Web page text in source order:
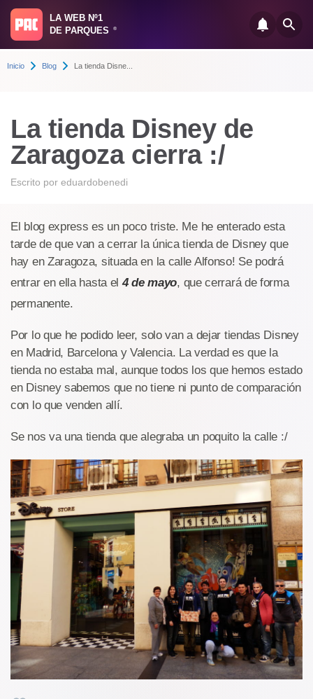
LA WEB Nº1
DE PARQUES
®
Inicio Blog La tienda Disne...
La tienda Disney de
Zaragoza cierra :/
Escrito por eduardobenedi
El blog express es un poco triste. Me he enterado esta
tarde de que van a cerrar la única tienda de Disney que
hay en Zaragoza, situada en la calle Alfonso! Se podrá
entrar en ella hasta el4 de mayo, que cerrará de forma
permanente.
Por lo que he podido leer, solo van a dejar tiendas Disney
en Madrid, Barcelona y Valencia. La verdad es que la
tienda no estaba mal, aunque todos los que hemos estado
en Disney sabemos que no tiene ni punto de comparación
con lo que venden allí.
Se nos va una tienda que alegraba un poquito la calle :/